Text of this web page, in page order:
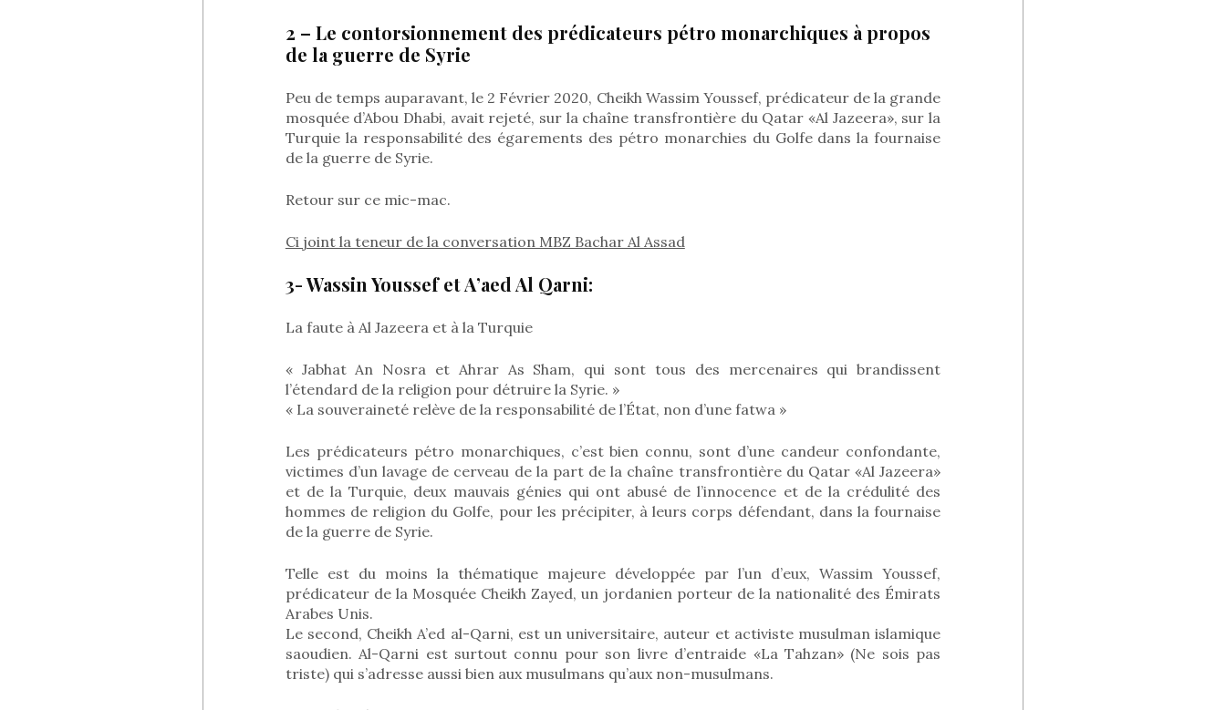
2 – Le contorsionnement des prédicateurs pétro monarchiques à propos
de la guerre de Syrie
Peu de temps auparavant, le 2 Février 2020, Cheikh Wassim Youssef, prédicateur de la grande
mosquée d’Abou Dhabi, avait rejeté, sur la chaîne transfrontière du Qatar «Al Jazeera», sur la
Turquie la responsabilité des égarements des pétro monarchies du Golfe dans la fournaise
de la guerre de Syrie.
Retour sur ce mic-mac.
Ci joint la teneur de la conversation MBZ Bachar Al Assad
3- Wassin Youssef et A’aed Al Qarni:
La faute à Al Jazeera et à la Turquie
« Jabhat An Nosra et Ahrar As Sham, qui sont tous des mercenaires qui brandissent
l’étendard de la religion pour détruire la Syrie. »
« La souveraineté relève de la responsabilité de l’État, non d’une fatwa »
Les prédicateurs pétro monarchiques, c’est bien connu, sont d’une candeur confondante,
victimes d’un lavage de cerveau de la part de la chaîne transfrontière du Qatar «Al Jazeera»
et de la Turquie, deux mauvais génies qui ont abusé de l’innocence et de la crédulité des
hommes de religion du Golfe, pour les précipiter, à leurs corps défendant, dans la fournaise
de la guerre de Syrie.
Telle est du moins la thématique majeure développée par l’un d’eux, Wassim Youssef,
prédicateur de la Mosquée Cheikh Zayed, un jordanien porteur de la nationalité des Émirats
Arabes Unis.
Le second, Cheikh A’ed al-Qarni, est un universitaire, auteur et activiste musulman islamique
saoudien. Al-Qarni est surtout connu pour son livre d’entraide «La Tahzan» (Ne sois pas
triste) qui s’adresse aussi bien aux musulmans qu’aux non-musulmans.